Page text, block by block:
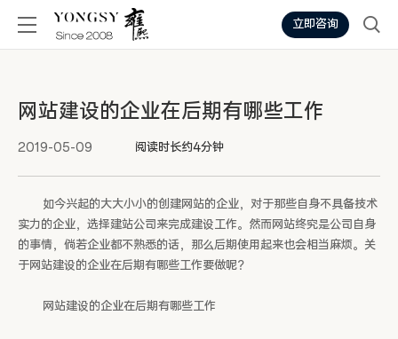
立即咨询
网站建设的企业在后期有哪些工作
2019-05-09 阅读时长约4分钟
如今兴起的大大小小的创建网站的企业，对于那些自身不具备技术
实力的企业，选择建站公司来完成建设工作。然而网站终究是公司自身
的事情，倘若企业都不熟悉的话，那么后期使用起来也会相当麻烦。关
于网站建设的企业在后期有哪些工作要做呢？
网站建设的企业在后期有哪些工作